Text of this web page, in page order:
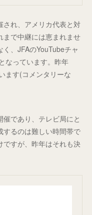
され、アメリカ代表と対
まで中継には恵まれませ
、JFAのYouTubeチャ
なっています。昨年
ます(コメンタリーな
であり、テレビ局にと
するのは難しい時間帯で
ですが、昨年はそれも決